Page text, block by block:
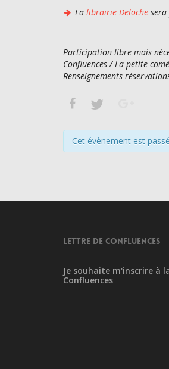
Lalibrairie Delochesera
Participation libre mais
Confluences / La petite
Renseignements
Cet évènement est passé
LETTRE DE CONFLUENCES
Je souhaite m'inscrire à
Confluences